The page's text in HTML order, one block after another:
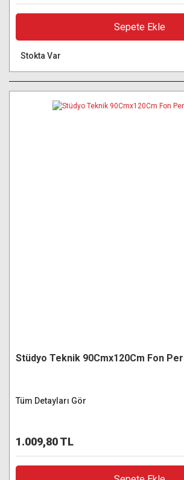
Sepete Ekle
Stokta Var
Stüdyo Teknik 90Cmx120Cm Fon
Tüm Detayları Gör
1.009,80 TL